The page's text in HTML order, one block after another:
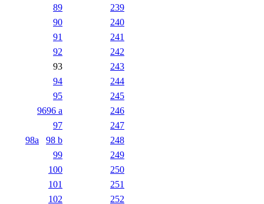
89
239
90
240
91
241
92
242
93
243
94
244
95
245
9696 a
246
97
247
98a
98 b
248
99
249
100
250
101
251
102
252